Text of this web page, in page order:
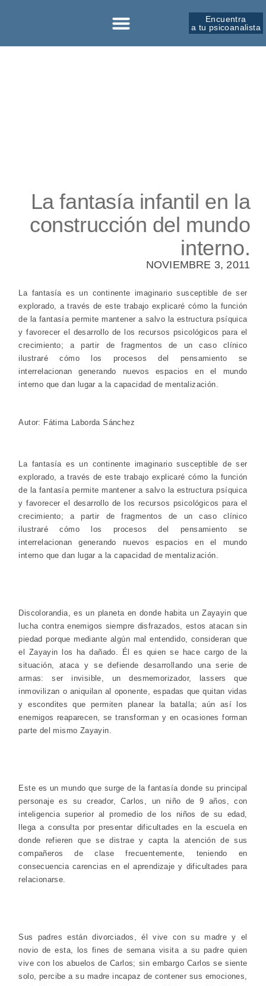
Encuentra
a tu psicoanalista
La fantasía infantil en la
construcción del mundo
interno.
NOVIEMBRE 3, 2011
La fantasía es un continente imaginario susceptible de ser
explorado, a través de este trabajo explicaré cómo la función
de la fantasía permite mantener a salvo la estructura psíquica
y favorecer el desarrollo de los recursos psicológicos para el
crecimiento; a partir de fragmentos de un caso clínico
ilustraré cómo los procesos del pensamiento se
interrelacionan generando nuevos espacios en el mundo
interno que dan lugar a la capacidad de mentalización.
Autor: Fátima Laborda Sánchez
La fantasía es un continente imaginario susceptible de ser
explorado, a través de este trabajo explicaré cómo la función
de la fantasía permite mantener a salvo la estructura psíquica
y favorecer el desarrollo de los recursos psicológicos para el
crecimiento; a partir de fragmentos de un caso clínico
ilustraré cómo los procesos del pensamiento se
interrelacionan generando nuevos espacios en el mundo
interno que dan lugar a la capacidad de mentalización.
Discolorandia, es un planeta en donde habita un Zayayin que
lucha contra enemigos siempre disfrazados, estos atacan sin
piedad porque mediante algún mal entendido, consideran que
el Zayayin los ha dañado. Él es quien se hace cargo de la
situación, ataca y se defiende desarrollando una serie de
armas: ser invisible, un desmemorizador, lassers que
inmovilizan o aniquilan al oponente, espadas que quitan vidas
y escondites que permiten planear la batalla; aún así los
enemigos reaparecen, se transforman y en ocasiones forman
parte del mismo Zayayin.
Este es un mundo que surge de la fantasía donde su principal
personaje es su creador, Carlos, un niño de 9 años, con
inteligencia superior al promedio de los niños de su edad,
llega a consulta por presentar dificultades en la escuela en
donde refieren que se distrae y capta la atención de sus
compañeros de clase frecuentemente, teniendo en
consecuencia carencias en el aprendizaje y dificultades para
relacionarse.
Sus padres están divorciados, él vive con su madre y el
novio de esta, los fines de semana visita a su padre quien
vive con los abuelos de Carlos; sin embargo Carlos se siente
solo, percibe a su madre incapaz de contener sus emociones,